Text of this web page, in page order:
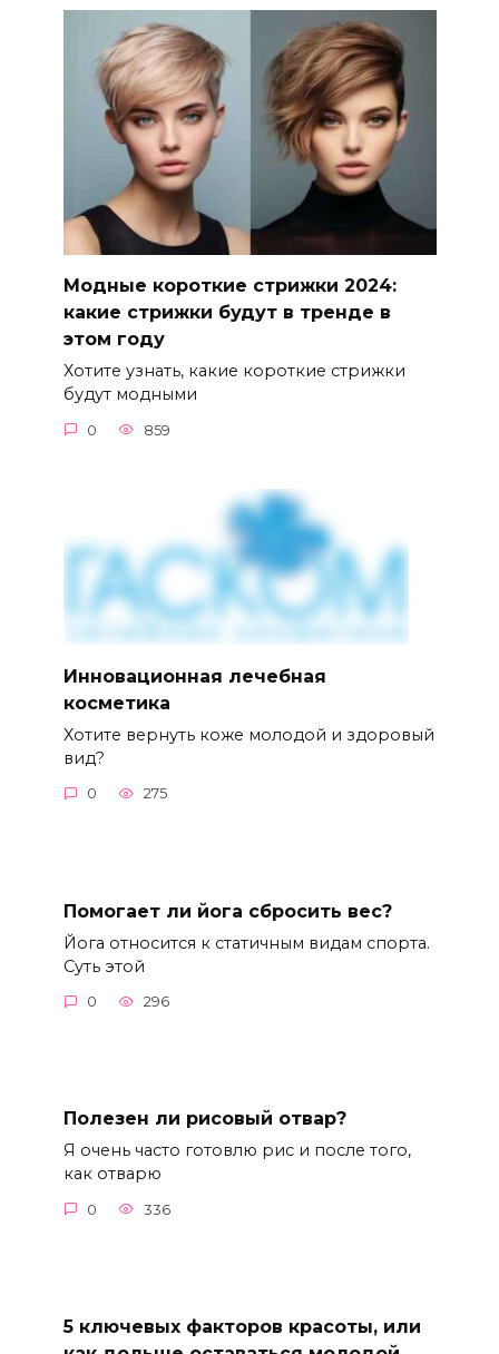
Модные короткие стрижки 2024:
какие стрижки будут в тренде в
этом году
Хотите узнать, какие короткие стрижки
будут модными
0 859
Инновационная лечебная
косметика
Хотите вернуть коже молодой и здоровый
вид?
0 275
Помогает ли йога сбросить вес?
Йога относится к статичным видам спорта.
Суть этой
0 296
Полезен ли рисовый отвар?
Я очень часто готовлю рис и после того,
как отварю
0 336
5 ключевых факторов красоты, или